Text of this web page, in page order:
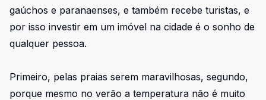
gaúchos e paranaenses, e também recebe turistas, e
por isso investir em um imóvel na cidade é o sonho de
qualquer pessoa.
Primeiro, pelas praias serem maravilhosas, segundo,
porque mesmo no verão a temperatura não é muito